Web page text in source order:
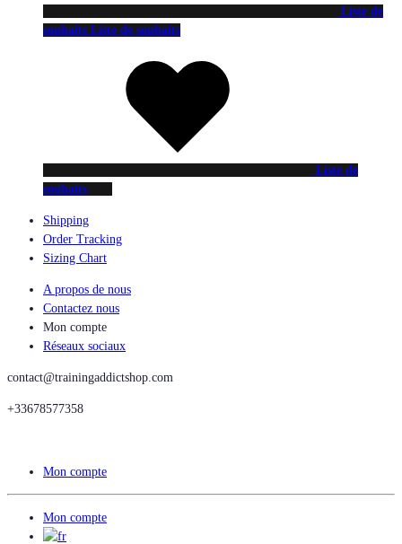
Liste de
souhaits Liste de souhaits
Liste de
souhaits
Shipping
Order Tracking
Sizing Chart
A propos de nous
Contactez nous
Mon compte
Réseaux sociaux
contact@trainingaddictshop.com
+33678577358
Mon compte
Mon compte